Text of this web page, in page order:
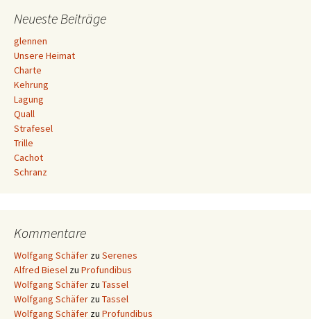
Neueste Beiträge
glennen
Unsere Heimat
Charte
Kehrung
Lagung
Quall
Strafesel
Trille
Cachot
Schranz
Kommentare
Wolfgang Schäfer zu Serenes
Alfred Biesel zu Profundibus
Wolfgang Schäfer zu Tassel
Wolfgang Schäfer zu Tassel
Wolfgang Schäfer zu Profundibus